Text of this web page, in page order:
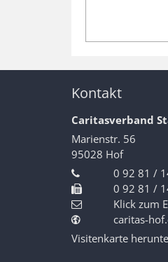
Kontakt
Caritasverband
Marienstr. 56
95028 Hof
0 92 81 /
0 92 81 /
Klick zum
caritas-
Visitenkarte